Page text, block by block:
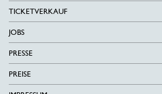
TICKETVERKAUF
JOBS
PRESSE
PREISE